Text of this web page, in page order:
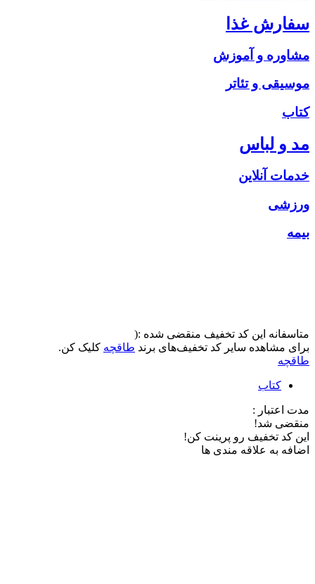
سفارش غذا
مشاوره و آموزش
موسیقی و تئاتر
کتاب
مد و لباس
خدمات آنلاین
ورزشی
بیمه
متاسفانه این کد تخفیف منقضی شده :(
برای مشاهده سایر کد تخفیف‌های برند طاقچه کلیک کن.
طاقچه
کتاب
مدت اعتبار :
منقضی شد!
این کد تخفیف رو پرینت کن!
اضافه به علاقه مندی ها